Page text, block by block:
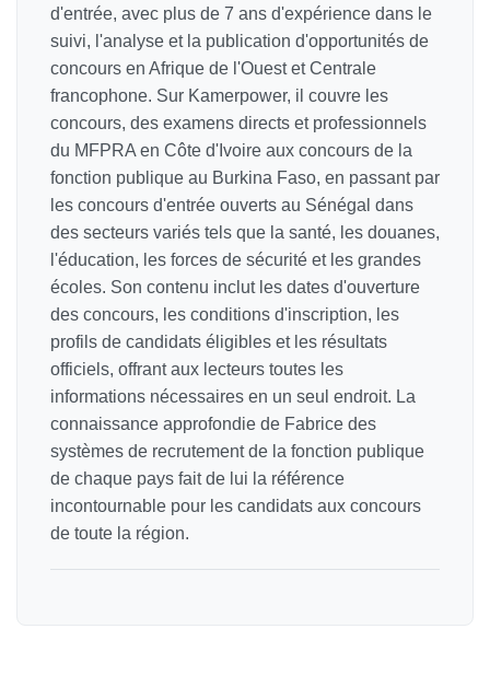
d'entrée, avec plus de 7 ans d'expérience dans le
suivi, l'analyse et la publication d'opportunités de
concours en Afrique de l'Ouest et Centrale
francophone. Sur Kamerpower, il couvre les
concours, des examens directs et professionnels
du MFPRA en Côte d'Ivoire aux concours de la
fonction publique au Burkina Faso, en passant par
les concours d'entrée ouverts au Sénégal dans
des secteurs variés tels que la santé, les douanes,
l'éducation, les forces de sécurité et les grandes
écoles. Son contenu inclut les dates d'ouverture
des concours, les conditions d'inscription, les
profils de candidats éligibles et les résultats
officiels, offrant aux lecteurs toutes les
informations nécessaires en un seul endroit. La
connaissance approfondie de Fabrice des
systèmes de recrutement de la fonction publique
de chaque pays fait de lui la référence
incontournable pour les candidats aux concours
de toute la région.